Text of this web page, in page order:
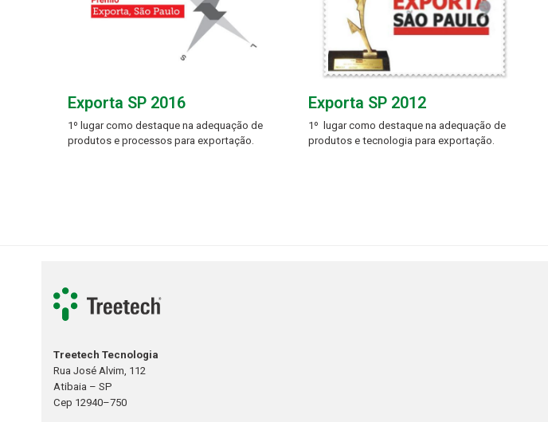
Exporta SP 2016
1º lugar como destaque na adequação de
produtos e processos para exportação.
Exporta SP 2012
1º lugar como destaque na adequação de
produtos e tecnologia para exportação.
Treetech Tecnologia
Rua José Alvim, 112
Atibaia – SP
Cep 12940–750